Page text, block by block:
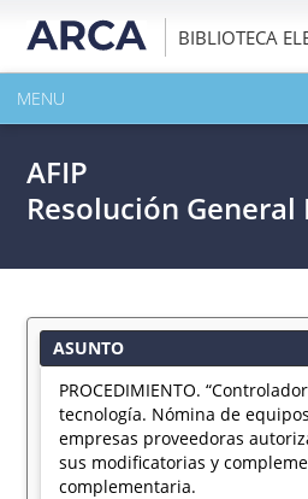
BIBLIOTECA
MENU
EXPANDIR TODO EL CONTENIDO DE
AFIP
Resolución General
ASUNTO
PROCEDIMIENTO.
tecnología. Nómina de
empresas proveedoras
sus modificatorias y
complementaria.